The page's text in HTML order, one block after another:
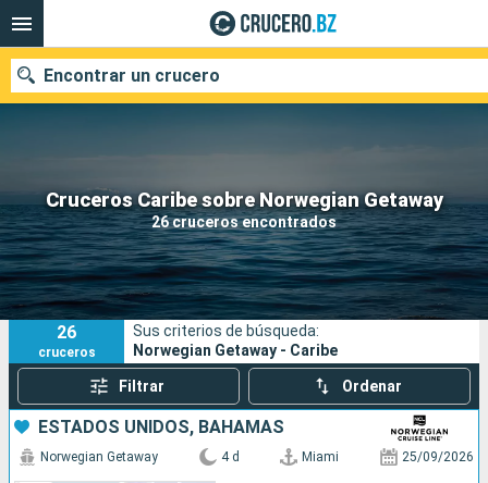
Cruceros Caribe sobre Norwegian Getaway
26 cruceros encontrados
Encontrar un crucero
Nuestros destinos
Fecha de salida
Puertos Compañías
Buscar
26
cruceros
Sus criterios de búsqueda:
Norwegian Getaway - Caribe
Filtrar Ordenar
ESTADOS UNIDOS, BAHAMAS
Norwegian Getaway 4 d Miami 25/09/2026